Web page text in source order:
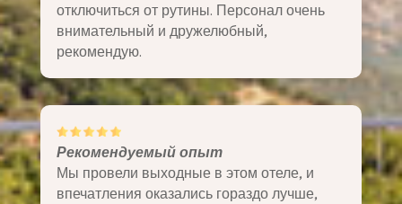
отключиться от рутины. Персонал очень
внимательный и дружелюбный,
рекомендую.
Рекомендуемый опыт
Мы провели выходные в этом отеле, и
впечатления оказались гораздо лучше,